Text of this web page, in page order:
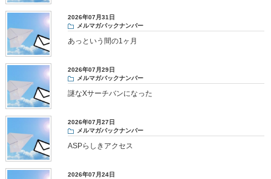
2026年07月31日
メルマガバックナンバー
あっという間の1ヶ月
2026年07月29日
メルマガバックナンバー
謎なXサーチバンになった
2026年07月27日
メルマガバックナンバー
ASPらしきアクセス
2026年07月24日